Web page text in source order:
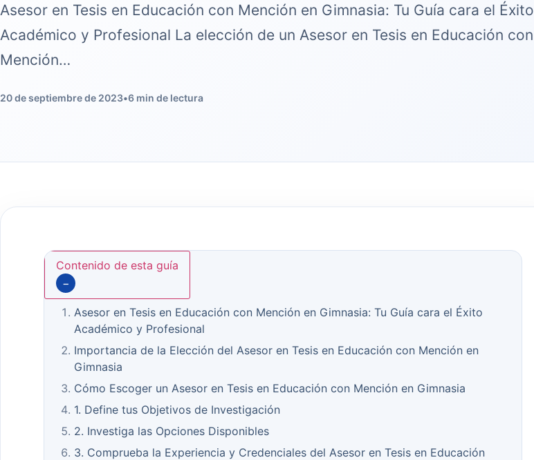
Asesor en Tesis en Educación con Mención en Gimnasia: Tu Guía cara el Éxito
Académico y Profesional La elección de un Asesor en Tesis en Educación con
Mención…
20 de septiembre de 2023•6 min de lectura
Contenido de esta guía
−
Asesor en Tesis en Educación con Mención en Gimnasia: Tu Guía cara el Éxito
Académico y Profesional
Importancia de la Elección del Asesor en Tesis en Educación con Mención en
Gimnasia
Cómo Escoger un Asesor en Tesis en Educación con Mención en Gimnasia
1. Define tus Objetivos de Investigación
2. Investiga las Opciones Disponibles
3. Comprueba la Experiencia y Credenciales del Asesor en Tesis en Educación